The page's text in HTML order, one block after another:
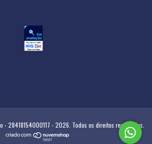
- 28418154000117 - 2026. Todos os direitos reservados.